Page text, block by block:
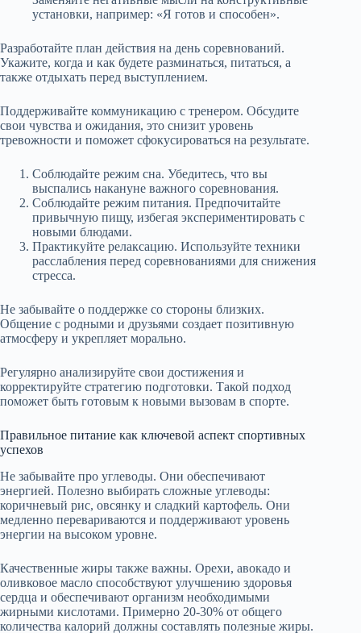
установки, например: «Я готов и способен».
Разработайте план действия на день соревнований.
Укажите, когда и как будете разминаться, питаться, а
также отдыхать перед выступлением.
Поддерживайте коммуникацию с тренером. Обсудите
свои чувства и ожидания, это снизит уровень
тревожности и поможет сфокусироваться на результате.
Соблюдайте режим сна. Убедитесь, что вы
выспались накануне важного соревнования.
Соблюдайте режим питания. Предпочитайте
привычную пищу, избегая экспериментировать с
новыми блюдами.
Практикуйте релаксацию. Используйте техники
расслабления перед соревнованиями для снижения
стресса.
Не забывайте о поддержке со стороны близких.
Общение с родными и друзьями создает позитивную
атмосферу и укрепляет морально.
Регулярно анализируйте свои достижения и
корректируйте стратегию подготовки. Такой подход
поможет быть готовым к новыми вызовам в спорте.
Правильное питание как ключевой аспект спортивных
успехов
Не забывайте про углеводы. Они обеспечивают
энергией. Полезно выбирать сложные углеводы:
коричневый рис, овсянку и сладкий картофель. Они
медленно перевариваются и поддерживают уровень
энергии на высоком уровне.
Качественные жиры также важны. Орехи, авокадо и
оливковое масло способствуют улучшению здоровья
сердца и обеспечивают организм необходимыми
жирными кислотами. Примерно 20-30% от общего
количества калорий должны составлять полезные жиры.